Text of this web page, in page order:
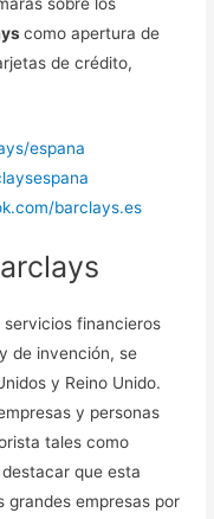
sobre los
como apertura de
de crédito,
espana
barclays.es
financieros
de invención, se
y Reino Unido.
y personas
tales como
que esta
grandes empresas por